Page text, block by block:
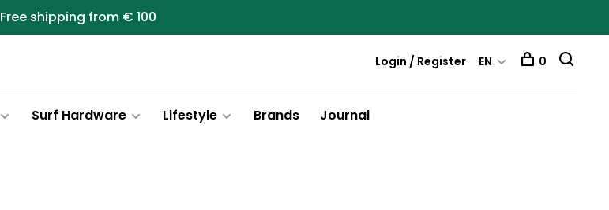
Free shipping from € 100
Surf Hardware Lifestyle Brands Journal
Login / Register EN 0